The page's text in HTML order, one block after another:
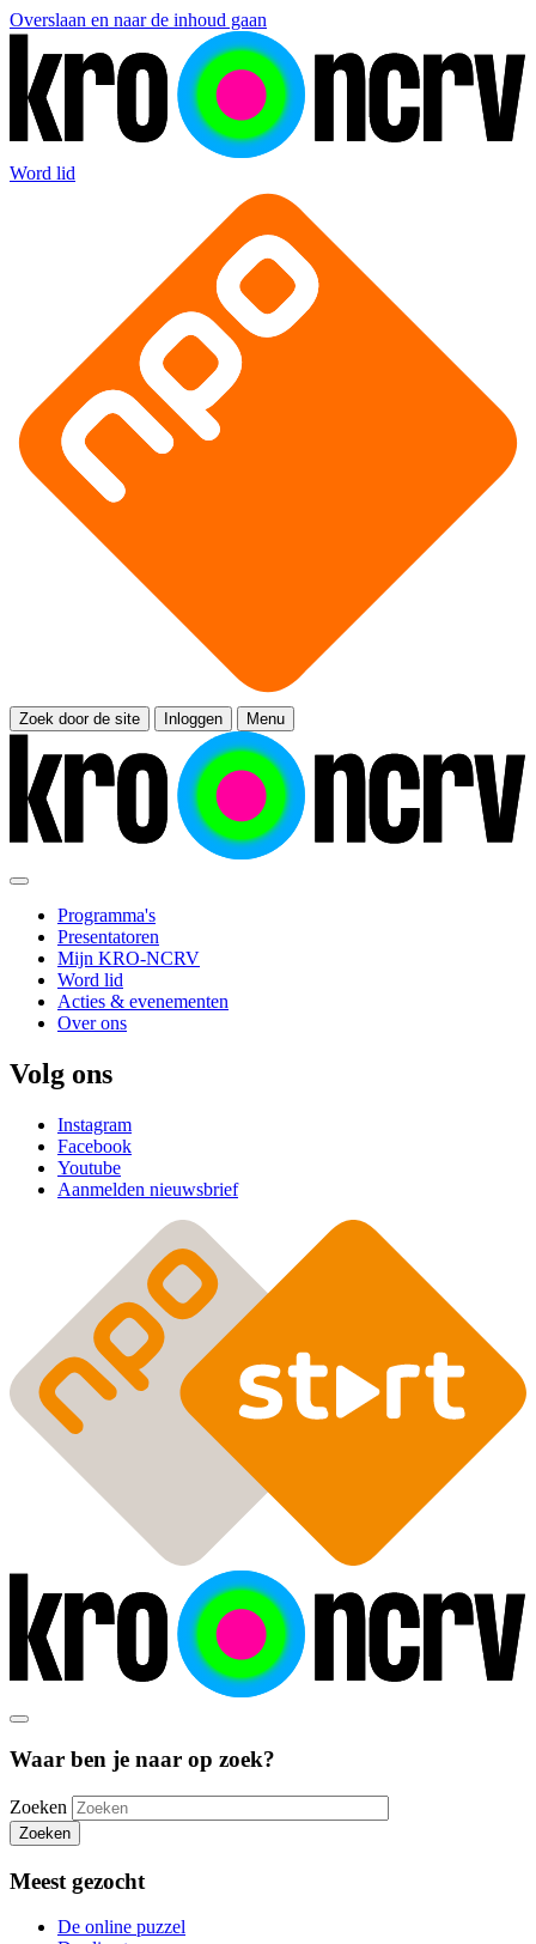
Overslaan en naar de inhoud gaan
Word lid
Zoek door de site Inloggen Menu
Programma's
Presentatoren
Mijn KRO-NCRV
Word lid
Acties & evenementen
Over ons
Volg ons
Instagram
Facebook
Youtube
Aanmelden nieuwsbrief
Waar ben je naar op zoek?
Zoeken
Zoeken
Meest gezocht
De online puzzel